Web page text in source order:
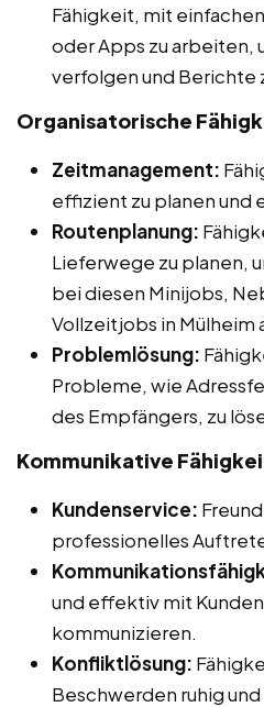
Fähigkeit, mit
oder Apps zu arbeiten,
verfolgen und Berichte
Organisatorische
Zeitmanagement:
effizient zu planen und
Routenplanung:
Lieferwege zu planen,
bei diesen Minijobs,
Vollzeitjobs in Mülheim
Problemlösung:
Probleme, wie
des Empfängers, zu
Kommunikative
Kundenservice:
professionelles
und effektiv mit
kommunizieren.
Konfliktlösung:
Beschwerden ruhig